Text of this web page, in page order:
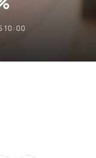
10:00